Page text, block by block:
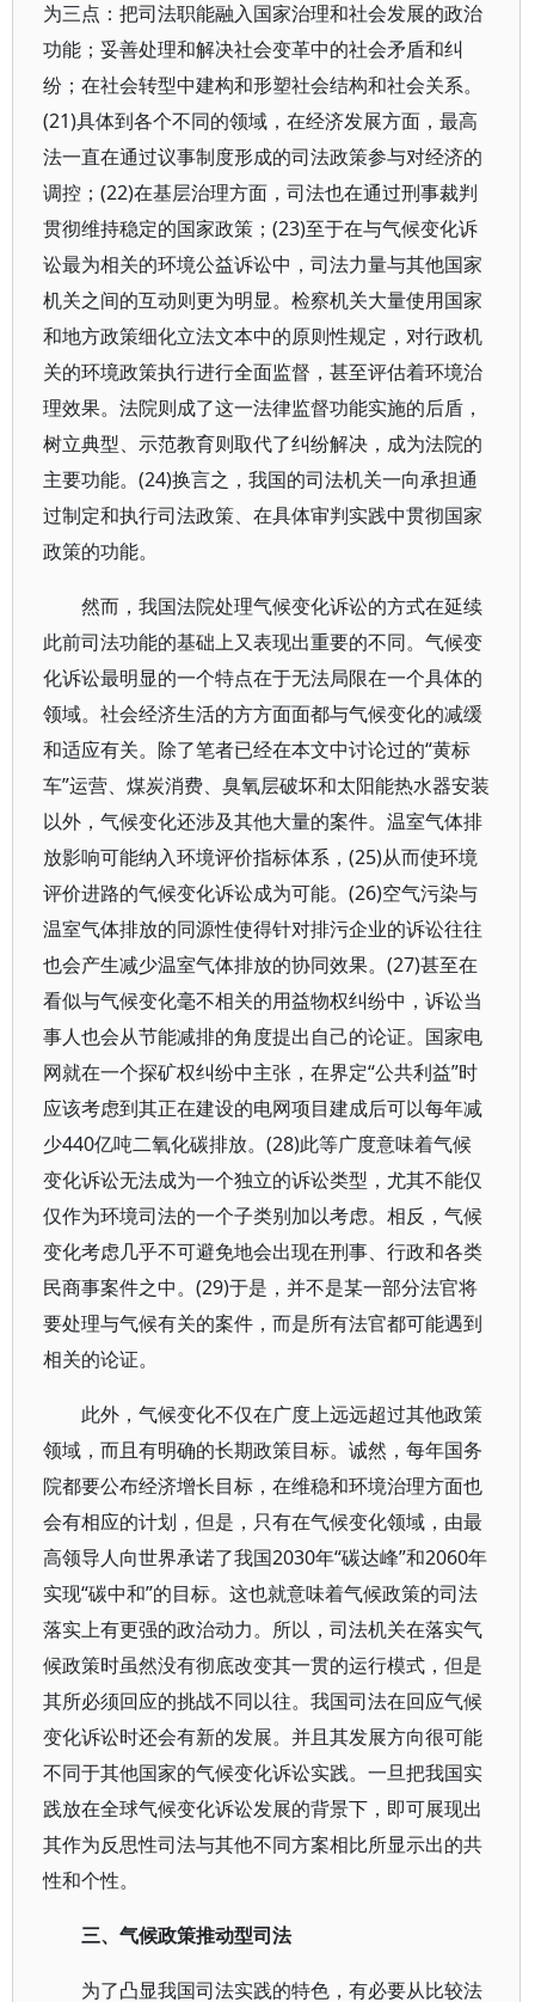
为三点：把司法职能融入国家治理和社会发展的政治
功能；妥善处理和解决社会变革中的社会矛盾和纠
纷；在社会转型中建构和形塑社会结构和社会关系。
(21)具体到各个不同的领域，在经济发展方面，最高
法一直在通过议事制度形成的司法政策参与对经济的
调控；(22)在基层治理方面，司法也在通过刑事裁判
贯彻维持稳定的国家政策；(23)至于在与气候变化诉
讼最为相关的环境公益诉讼中，司法力量与其他国家
机关之间的互动则更为明显。检察机关大量使用国家
和地方政策细化立法文本中的原则性规定，对行政机
关的环境政策执行进行全面监督，甚至评估着环境治
理效果。法院则成了这一法律监督功能实施的后盾，
树立典型、示范教育则取代了纠纷解决，成为法院的
主要功能。(24)换言之，我国的司法机关一向承担通
过制定和执行司法政策、在具体审判实践中贯彻国家
政策的功能。
然而，我国法院处理气候变化诉讼的方式在延续
此前司法功能的基础上又表现出重要的不同。气候变
化诉讼最明显的一个特点在于无法局限在一个具体的
领域。社会经济生活的方方面面都与气候变化的减缓
和适应有关。除了笔者已经在本文中讨论过的“黄标
车”运营、煤炭消费、臭氧层破坏和太阳能热水器安装
以外，气候变化还涉及其他大量的案件。温室气体排
放影响可能纳入环境评价指标体系，(25)从而使环境
评价进路的气候变化诉讼成为可能。(26)空气污染与
温室气体排放的同源性使得针对排污企业的诉讼往往
也会产生减少温室气体排放的协同效果。(27)甚至在
看似与气候变化毫不相关的用益物权纠纷中，诉讼当
事人也会从节能减排的角度提出自己的论证。国家电
网就在一个探矿权纠纷中主张，在界定“公共利益”时
应该考虑到其正在建设的电网项目建成后可以每年减
少440亿吨二氧化碳排放。(28)此等广度意味着气候
变化诉讼无法成为一个独立的诉讼类型，尤其不能仅
仅作为环境司法的一个子类别加以考虑。相反，气候
变化考虑几乎不可避免地会出现在刑事、行政和各类
民商事案件之中。(29)于是，并不是某一部分法官将
要处理与气候有关的案件，而是所有法官都可能遇到
相关的论证。
此外，气候变化不仅在广度上远远超过其他政策
领域，而且有明确的长期政策目标。诚然，每年国务
院都要公布经济增长目标，在维稳和环境治理方面也
会有相应的计划，但是，只有在气候变化领域，由最
高领导人向世界承诺了我国2030年“碳达峰”和2060年
实现“碳中和”的目标。这也就意味着气候政策的司法
落实上有更强的政治动力。所以，司法机关在落实气
候政策时虽然没有彻底改变其一贯的运行模式，但是
其所必须回应的挑战不同以往。我国司法在回应气候
变化诉讼时还会有新的发展。并且其发展方向很可能
不同于其他国家的气候变化诉讼实践。一旦把我国实
践放在全球气候变化诉讼发展的背景下，即可展现出
其作为反思性司法与其他不同方案相比所显示出的共
性和个性。
三、气候政策推动型司法
为了凸显我国司法实践的特色，有必要从比较法